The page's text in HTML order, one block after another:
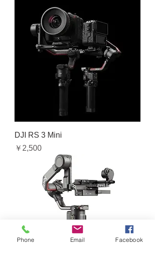
DJI RS 3 Mini
価格
￥2,500
Phone Email Facebook